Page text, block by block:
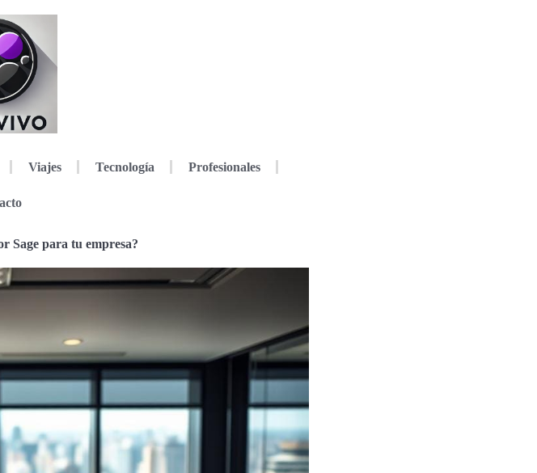
Viajes Tecnología Profesionales
Sage para tu empresa?